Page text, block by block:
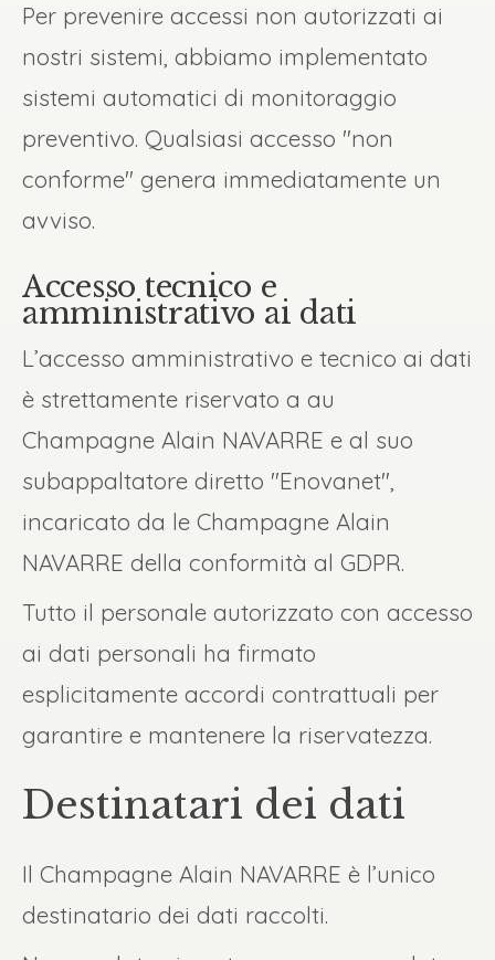
Per prevenire accessi non autorizzati ai
nostri sistemi, abbiamo implementato
sistemi automatici di monitoraggio
preventivo. Qualsiasi accesso "non
conforme" genera immediatamente un
avviso.
Accesso tecnico e
amministrativo ai dati
L’accesso amministrativo e tecnico ai dati
è strettamente riservato a au
Champagne Alain NAVARRE e al suo
subappaltatore diretto "Enovanet",
incaricato da le Champagne Alain
NAVARRE della conformità al GDPR.
Tutto il personale autorizzato con accesso
ai dati personali ha firmato
esplicitamente accordi contrattuali per
garantire e mantenere la riservatezza.
Destinatari dei dati
Il Champagne Alain NAVARRE è l’unico
destinatario dei dati raccolti.